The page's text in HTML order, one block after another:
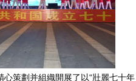
策劃并組織開展了以“壯麗七十